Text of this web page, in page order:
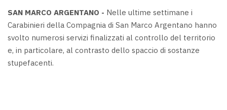
SAN MARCO ARGENTANO - Nelle ultime settimane i
Carabinieri della Compagnia di San Marco Argentano hanno
svolto numerosi servizi finalizzati al controllo del territorio
e, in particolare, al contrasto dello spaccio di sostanze
stupefacenti.